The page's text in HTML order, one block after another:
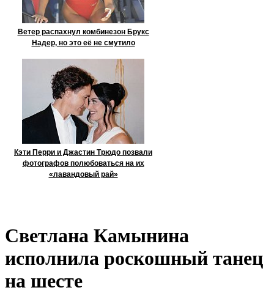
Ветер распахнул комбинезон Брукс
Надер, но это её не смутило
Кэти Перри и Джастин Трюдо позвали
фотографов полюбоваться на их
«лавандовый рай»
Светлана Камынина
исполнила роскошный танец
на шесте